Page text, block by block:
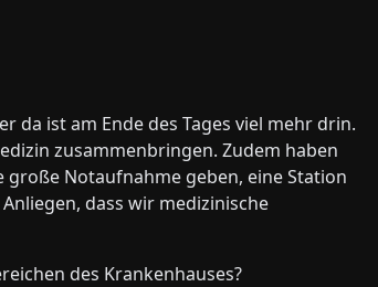
da ist am Ende des Tages viel mehr drin.
zusammenbringen. Zudem haben
Notaufnahme geben, eine Station
dass wir medizinische
des Krankenhauses?